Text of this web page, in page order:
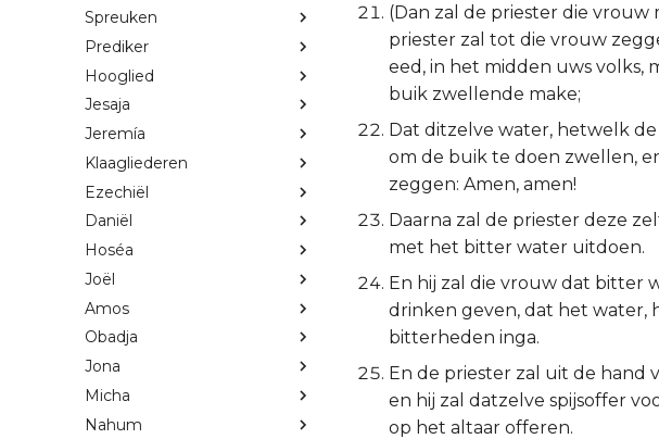
Spreuken
Prediker
Hooglied
Jesaja
Jeremía
Klaagliederen
Ezechiël
Daniël
Hoséa
Joël
Amos
Obadja
Jona
Micha
Nahum
(Dan zal de priester die
priester zal tot die vrouw
eed, in het midden uws volks,
buik zwellende make;
Dat ditzelve water, hetwelk
om de buik te doen zwellen,
zeggen: Amen, amen!
Daarna zal de priester deze
met het bitter water uitdoen.
En hij zal die vrouw dat bitter
drinken geven, dat het water,
bitterheden inga.
En de priester zal uit de hand
en hij zal datzelve spijsoffer
op het altaar offeren.